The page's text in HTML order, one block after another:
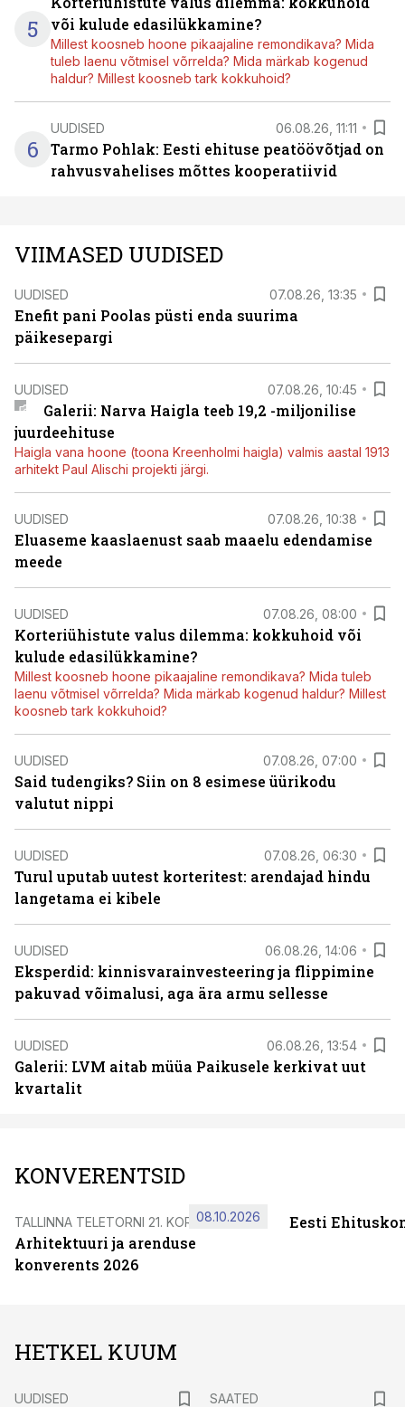
5
või kulude edasilükkamine?
Millest koosneb hoone pikaajaline remondikava? Mida
tuleb laenu võtmisel võrrelda? Mida märkab kogenud
haldur? Millest koosneb tark kokkuhoid?
6
UUDISED 06.08.26, 11:11
Tarmo Pohlak: Eesti ehituse peatöövõtjad on
rahvusvahelises mõttes kooperatiivid
VIIMASED UUDISED
UUDISED 07.08.26, 13:35
Enefit pani Poolas püsti enda suurima
päikesepargi
UUDISED 07.08.26, 10:45
Galerii: Narva Haigla teeb 19,2 -miljonilise
juurdeehituse
Haigla vana hoone (toona Kreenholmi haigla) valmis aastal 1913
arhitekt Paul Alischi projekti järgi.
UUDISED 07.08.26, 10:38
Eluaseme kaaslaenust saab maaelu edendamise
meede
UUDISED 07.08.26, 08:00
Korteriühistute valus dilemma: kokkuhoid või
kulude edasilükkamine?
Millest koosneb hoone pikaajaline remondikava? Mida tuleb
laenu võtmisel võrrelda? Mida märkab kogenud haldur? Millest
koosneb tark kokkuhoid?
UUDISED 07.08.26, 07:00
Said tudengiks? Siin on 8 esimese üürikodu
valutut nippi
UUDISED 07.08.26, 06:30
Turul uputab uutest korteritest: arendajad hindu
langetama ei kibele
UUDISED 06.08.26, 14:06
Eksperdid: kinnisvarainvesteering ja flippimine
pakuvad võimalusi, aga ära armu sellesse
UUDISED 06.08.26, 13:54
Galerii: LVM aitab müüa Paikusele kerkivat uut
kvartalit
KONVERENTSID
TALLINNA TELETORNI 21. KORRUSEL
Arhitektuuri ja arenduse
konverents 2026
08.10.2026 Eesti
HETKEL KUUM
UUDISED
SAATED